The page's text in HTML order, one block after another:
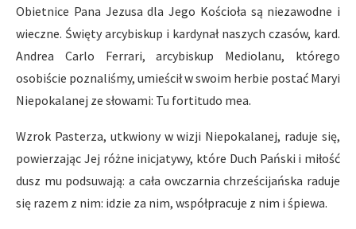
Obietnice Pana Jezusa dla Jego Kościoła są niezawodne i
wieczne. Święty arcybiskup i kardynał naszych czasów, kard.
Andrea Carlo Ferrari, arcybiskup Mediolanu, którego
osobiście poznaliśmy, umieścił w swoim herbie postać Maryi
Niepokalanej ze słowami: Tu fortitudo mea.
Wzrok Pasterza, utkwiony w wizji Niepokalanej, raduje się,
powierzając Jej różne inicjatywy, które Duch Pański i miłość
dusz mu podsuwają: a cała owczarnia chrześcijańska raduje
się razem z nim: idzie za nim, współpracuje z nim i śpiewa.